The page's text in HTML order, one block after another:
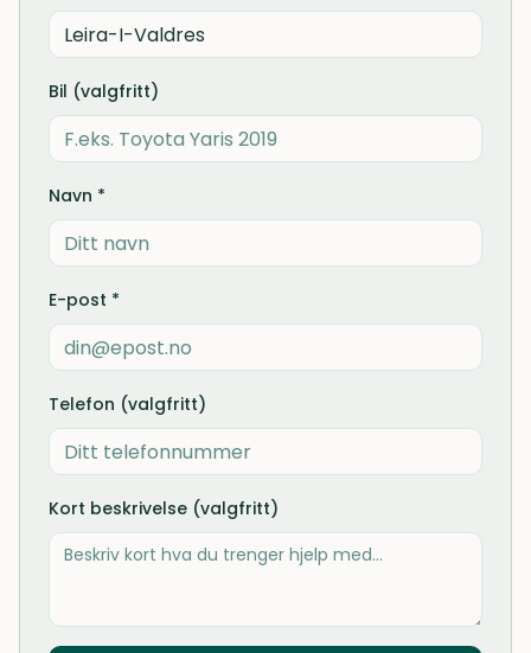
Bil (valgfritt)
Navn *
E-post *
Telefon (valgfritt)
Kort beskrivelse (valgfritt)